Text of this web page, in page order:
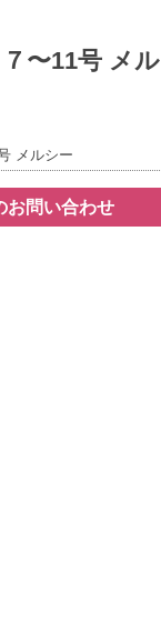
〜11号 メル
メルシー
お問い合わせ